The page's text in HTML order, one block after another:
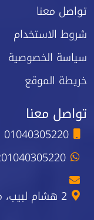
تواصل معنا
شروط الاستخدام
سياسة الخصوصية
خريطة الموقع
تواصل معنا
01040305220
2 هشام لبيب، مكرم عبيد، مدينة نصر